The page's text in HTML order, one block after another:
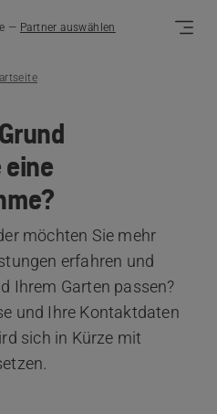
— Partner auswählen
möchten Sie mehr
erfahren und
Ihrem Garten passen?
und Ihre Kontaktdaten
sich in Kürze mit